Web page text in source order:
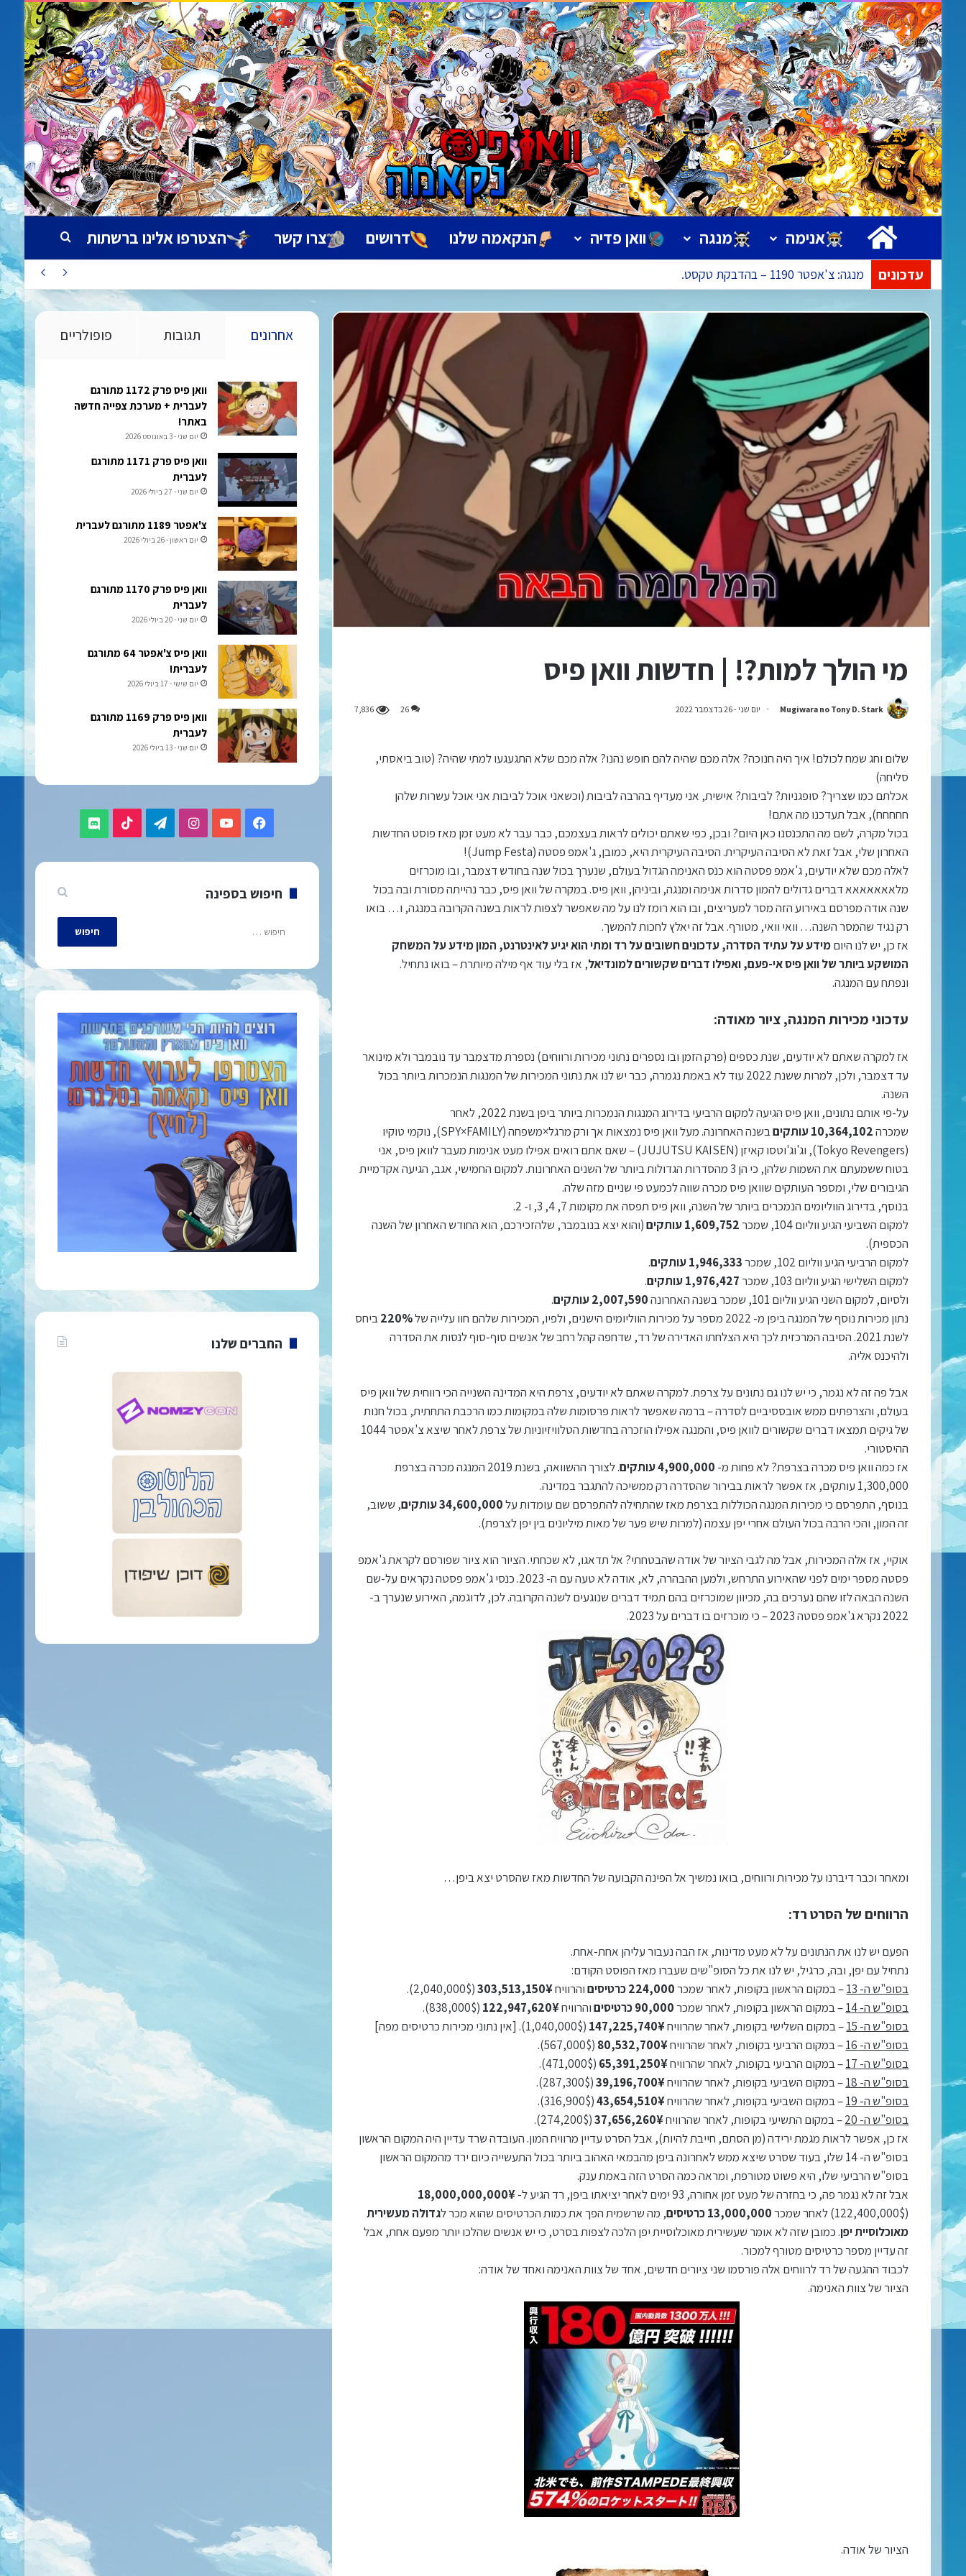
ראשי אנימה מנגה וואן פדיה הנקאמה שלנו דרושים צרו קשר הצטרפו אלינו ברשתות חיפוש עבור
עדכונים אנימה: פרק 1173 – ישודר בתאריך 09.08.
מי הולך למות?! | חדשות וואן פיס
Mugiwara no Tony D. Stark יום שני - 26 בדצמבר 2022 26
7,836
שלום וחג שמח לכולם! איך היה חנוכה? אלה מכם שהיה להם חופש נהנו? אלה מכם שלא התגעגעו למתי שהיה? (טוב ביאסתי,
סליחה)
אכלתם כמו שצריך? סופגניות? לביבות? אישית, אני מעדיף בהרבה לביבות (וכשאני אוכל לביבות אני אוכל עשרות שלהן
חחחחח), אבל תעדכנו מה אתם!
בכול מקרה, לשם מה התכנסנו כאן היום? ובכן, כפי שאתם יכולים לראות בעצמכם, כבר עבר לא מעט זמן מאז פוסט החדשות
האחרון שלי, אבל זאת לא הסיבה העיקרית. הסיבה העיקרית היא, כמובן, ג'אמפ פסטה (Jump Festa)!
לאלה מכם שלא יודעים, ג'אמפ פסטה הוא כנס האנימה הגדול בעולם, שנערך בכול שנה בחודש דצמבר, ובו מוכרזים
מלאאאאאאא דברים גדולים להמון סדרות אנימה ומנגה, וביניהן, וואן פיס. במקרה של וואן פיס, כבר נהייתה מסורת ובה בכול
שנה אודה מפרסם באירוע הזה מסר למעריצים, ובו הוא רומז לנו על מה שאפשר לצפות לראות בשנה הקרובה במנגה, ו… בואו
רק נגיד שהמסר השנה… וואי וואי, מטורף. אבל זה יאלץ לחכות להמשך.
אז כן, יש לנו היוםמידע על עתיד הסדרה, עדכונים חשובים על רד ומתי הוא יגיע לאינטרנט, המון מידע על המשחק
המושקע ביותר של וואן פיס אי-פעם, ואפילו דברים שקשורים למונדיאל, אז בלי עוד אף מילה מיותרת – בואו נתחיל.
ונפתח עם המנגה.
עדכוני מכירות המנגה, ציור מאודה:
אז למקרה שאתם לא יודעים, שנת כספים (פרק הזמן ובו נספרים נתוני מכירות ורווחים) נספרת מדצמבר עד נובמבר ולא מינואר
עד דצמבר, ולכן, למרות ששנת 2022 עוד לא באמת נגמרה, כבר יש לנו את נתוני המכירות של המנגות הנמכרות ביותר בכול
השנה.
על-פי אותם נתונים, וואן פיס הגיעה למקום הרביעי בדירוג המנגות הנמכרות ביותר ביפן בשנת 2022, לאחר
שמכרה10,364,102 עותקים
בשנה האחרונה. מעל וואן פיס נמצאות אך ורק מרגל×משפחה (SPY×FAMILY), נוקמי טוקיו
(Tokyo Revengers), וג'וג'וטסו קאיזן (JUJUTSU KAISEN) – שאם אתם רואים אפילו מעט אנימות מעבר לוואן פיס, אני
בטוח ששמעתם את השמות שלהן, כי הן 3 מהסדרות הגדולות ביותר של השנים האחרונות. למקום החמישי, אגב, הגיעה אקדמיית
הגיבורים שלי, ומספר העותקים שוואן פיס מכרה שווה לכמעט פי שניים מזה שלה.
בנוסף, בדירוג הווליומים הנמכרים ביותר של השנה, וואן פיס תפסה את מקומות 7, 4, 3, ו- 2.
למקום השביעי הגיע ווליום 104, שמכר
1,609,752 עותקים
(והוא יצא בנובמבר, שלהזכירכם, הוא החודש האחרון של השנה
הכספית).
למקום הרביעי הגיע ווליום 102, שמכר
1,946,333 עותקים
.
למקום השלישי הגיע ווליום 103, שמכר
1,976,427 עותקים
.
ולסיום, למקום השני הגיע ווליום 101, שמכר בשנה האחרונה
2,007,590 עותקים
.
נתון מכירות נוסף של המנגה ביפן מ- 2022 מספר על מכירות הווליומים הישנים, ולפיו, המכירות שלהם חוו עלייה של
220%ביחס
לשנת 2021. הסיבה המרכזית לכך היא הצלחתו האדירה של רד, שדחפה קהל רחב של אנשים סוף-סוף לנסות את הסדרה
ולהיכנס אליה.
אבל פה זה לא נגמר, כי יש לנו גם נתונים על צרפת. למקרה שאתם לא יודעים, צרפת היא המדינה השנייה הכי רווחית של וואן פיס
בעולם, והצרפתים ממש אובססיביים לסדרה – ברמה שאפשר לראות פרסומות שלה במקומות כמו הרכבת התחתית, בכול חנות
של גיקים תמצאו דברים שקשורים לוואן פיס, והמנגה אפילו הוזכרה בחדשות הטלוויזיוניות של צרפת לאחר שיצא צ'אפטר 1044
ההיסטורי.
אז כמה וואן פיס מכרה בצרפת? לא פחות מ- 4,900,000 עותקים
. לצורך ההשוואה, בשנת 2019 המנגה מכרה בצרפת
1,300,000 עותקים, אז אפשר לראות בבירור שהסדרה רק ממשיכה להתגבר במדינה.
בנוסף, התפרסם כי מכירות המנגה הכוללות בצרפת מאז שהתחילה להתפרסם שם עומדות על34,600,000 עותקים
, ששוב,
זה המון, והכי הרבה בכול העולם אחרי יפן עצמה (למרות שיש פער של מאות מיליונים בין יפן לצרפת).
אוקיי, אז אלה המכירות, אבל מה לגבי הציור של אודה שהבטחתי? אל תדאגו, לא שכחתי. הציור הוא ציור שפורסם לקראת ג'אמפ
פסטה מספר ימים לפני שהאירוע התרחש, ולמען ההבהרה, לא, אודה לא טעה עם ה- 2023. כנסי ג'אמפ פסטה נקראים על-שם
השנה הבאה לזו שהם נערכים בה, מכיוון שמוכרזים בהם תמיד דברים שנוגעים לשנה הקרובה. לכן, לדוגמה, האירוע שנערך ב-
2022 נקרא ג'אמפ פסטה 2023 – כי מוכרזים בו דברים על 2023.
ומאחר וכבר דיברנו על מכירות ורווחים, בואו נמשיך אל הפינה הקבועה של החדשות מאז שהסרט יצא ביפן…
הרווחים של הסרט רד:
הפעם יש לנו את הנתונים על לא מעט מדינות, אז הבה נעבור עליהן אחת-אחת.
נתחיל עם יפן, ובה, כרגיל, יש לנו את כל הסופ"שים שעברו מאז הפוסט הקודם:
בסופ"ש ה- 13
– במקום הראשון בקופות, לאחר שמכר224,000 כרטיסים והרוויח303,513,150¥
(2,040,000$).
בסופ"ש ה- 14
– במקום הראשון בקופות, לאחר שמכר90,000 כרטיסים והרוויח122,947,620¥
(838,000$).
בסופ"ש ה- 15
– במקום השלישי בקופות, לאחר שהרוויח147,225,740¥ (1,040,000$). [אין נתוני מכירות כרטיסים מפה]
בסופ"ש ה- 16
– במקום הרביעי בקופות, לאחר שהרוויח80,532,700¥
(567,000$).
בסופ"ש ה- 17
– במקום הרביעי בקופות, לאחר שהרוויח65,391,250¥
(471,000$).
בסופ"ש ה- 18
– במקום השביעי בקופות, לאחר שהרוויח39,196,700¥
(287,300$).
בסופ"ש ה- 19
– במקום השביעי בקופות, לאחר שהרוויח43,654,510¥
(316,900$).
בסופ"ש ה- 20
– במקום התשיעי בקופות, לאחר שהרוויח37,656,260¥
(274,200$).
אז כן, אפשר לראות מגמת ירידה (מן הסתם, חייבת להיות), אבל הסרט עדיין מרוויח המון. העובדה שרד עדיין היה המקום הראשון
בסופ"ש ה- 14 שלו, בעוד שסרט שיצא ממש לאחרונה ביפן מהבמאי האהוב ביותר בכול התעשייה כיום ירד מהמקום הראשון
בסופ"ש הרביעי שלו, היא פשוט מטורפת, ומראה כמה הסרט הזה באמת ענק.
אבל זה לא נגמר פה, כי בחזרה של מעט זמן אחורה, 93 ימים לאחר יציאתו ביפן, רד הגיע ל-
18,000,000,000¥
(122,400,000$) לאחר שמכר
13,000,000 כרטיסים , מה שרשמית הפך את כמות הכרטיסים שהוא מכר לגדולה מעשירית
מאוכלוסיית יפן. כמובן שזה לא אומר שעשירית מאוכלוסיית יפן הלכה לצפות בסרט, כי יש אנשים שהלכו יותר מפעם אחת, אבל
זה עדיין מספר כרטיסים מטורף למכור.
לכבוד ההגעה של רד לרווחים אלה פורסמו שני ציורים חדשים, אחד של צוות האנימה ואחד של אודה:
הציור של צוות האנימה.
הציור של אודה.
אחרונים תגובות פופולריים
וואן פיס פרק 1172 מתורגם
לעברית + מערכת צפייה חדשה
באתר!
יום שני - 3 באוגוסט 2026
וואן פיס פרק 1171 מתורגם
לעברית
יום שני - 27 ביולי 2026
צ'אפטר 1189 מתורגם לעברית
יום ראשון - 26 ביולי 2026
וואן פיס פרק 1170 מתורגם
לעברית
יום שני - 20 ביולי 2026
וואן פיס צ'אפטר 64 מתורגם
לעברית!
יום שישי - 17 ביולי 2026
וואן פיס פרק 1169 מתורגם
לעברית
יום שני - 13 ביולי 2026
Facebook
YouTube
Instagram
Telegram
TikTok
Discord
חיפוש בספינה
חיפוש:
החברים שלנו